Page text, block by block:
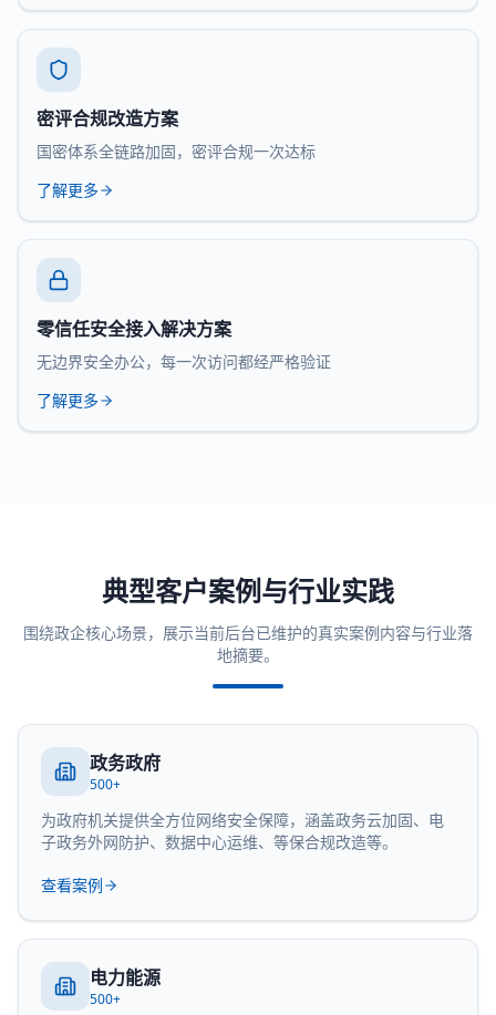
密评合规改造方案
国密体系全链路加固，密评合规一次达标
了解更多
零信任安全接入解决方案
无边界安全办公，每一次访问都经严格验证
了解更多
典型客户案例与行业实践
围绕政企核心场景，展示当前后台已维护的真实案例内容与行业落
地摘要。
政务政府
500+
为政府机关提供全方位网络安全保障，涵盖政务云加固、电
子政务外网防护、数据中心运维、等保合规改造等。
查看案例
电力能源
500+